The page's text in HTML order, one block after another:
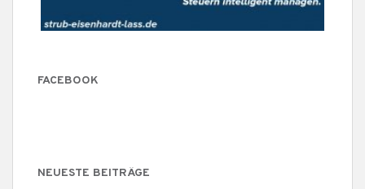
FACEBOOK
NEUESTE BEITRÄGE